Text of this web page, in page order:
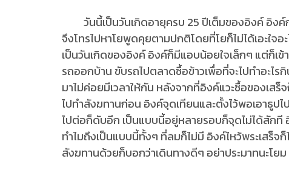
วันนี้เป็นวันเกิดอายุครบ 25 ปีเต็มของอิงค์ อิงค์ก
จึงโทรไปหาโยพูดคุยตามปกติโดยที่โยก็ไม่ได้เอะใจอ
เป็นวันเกิดของอิงค์ อิงค์ก็มีแอบน้อยใจเล็กๆ แต่ก็เ
รถออกบ้าน ขับรถไปตลาดซื้อข้าวเพื่อที่จะไปทำอะไร
มาไม่ค่อยมีเวลาให้กัน หลังจากที่อิงค์แวะซื้อของเส
ไปทำสังฆทานก่อน อิงค์จุดเทียนและตั้งไว้พอเอาธู
ไปต่อก็ดับอีก เป็นแบบนี้อยู่หลายรอบก็จุดไม่ได้สัก
ทำไมถึงเป็นแบบนี้ทั้งๆ ที่ลมก็ไม่มี อิงค์ไหว้พระเสร็
สังฆทานด้วยก็บอกว่าเดินทางดีๆ อย่าประมาทนะโ